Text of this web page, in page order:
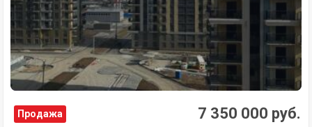
Продажа 7 350 000 руб.